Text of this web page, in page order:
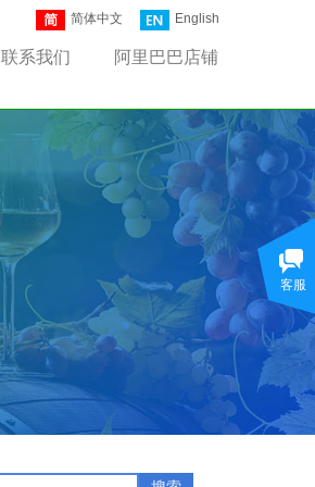
联系我们 阿里巴巴店铺
简体中文 English
客服